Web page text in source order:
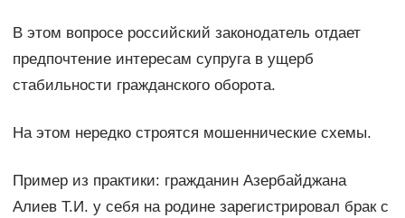
В этом вопросе российский законодатель отдает
предпочтение интересам супруга в ущерб
стабильности гражданского оборота.
На этом нередко строятся мошеннические схемы.
Пример из практики: гражданин Азербайджана
Алиев Т.И. у себя на родине зарегистрировал брак с